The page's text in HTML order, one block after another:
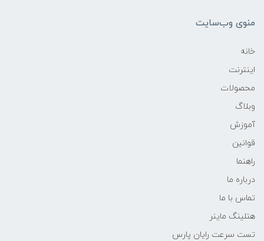
منوی وب‌سایت
خانه
اینترنت
محصولات
وبلاگ
آموزش
قوانین
راهنما
درباره ما
تماس با ما
هتلینگ ماینر
تست سرعت رایان پارس